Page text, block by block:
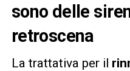
sono delle
retroscena
La trattativa per il